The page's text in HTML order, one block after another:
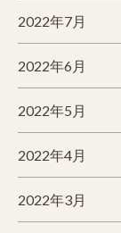
2022年7月
2022年6月
2022年5月
2022年4月
2022年3月